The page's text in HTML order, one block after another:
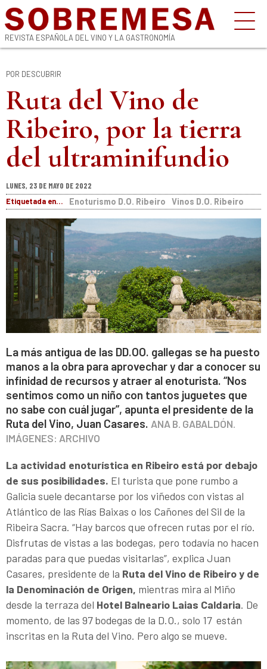
REVISTA ESPAÑOLA DEL VINO Y LA GASTRONOMÍA
POR DESCUBRIR
Ruta del Vino de
Ribeiro, por la tierra
del ultraminifundio
LUNES, 23 DE MAYO DE 2022
Etiquetada en...
Enoturismo D.O. Ribeiro Vinos D.O. Ribeiro
La más antigua de las DD.OO. gallegas se ha puesto
manos a la obra para aprovechar y dar a conocer su
infinidad de recursos y atraer al enoturista. “Nos
sentimos como un niño con tantos juguetes que
no sabe con cuál jugar”, apunta el presidente de la
Ruta del Vino, Juan Casares. ANA B. GABALDÓN.
IMÁGENES: ARCHIVO
La actividad enoturística en Ribeiro está por debajo
de sus posibilidades. El turista que pone rumbo a
Galicia suele decantarse por los viñedos con vistas al
Atlántico de las Rías Baixas o los Cañones del Sil de la
Ribeira Sacra. “Hay barcos que ofrecen rutas por el río.
Disfrutas de vistas a las bodegas, pero todavía no hacen
paradas para que puedas visitarlas”, explica Juan
Casares, presidente de la Ruta del Vino de Ribeiro y de
la Denominación de Origen, mientras mira al Miño
desde la terraza del Hotel Balneario Laias Caldaria. De
momento, de las 97 bodegas de la D.O., solo 17 están
inscritas en la Ruta del Vino. Pero algo se mueve.